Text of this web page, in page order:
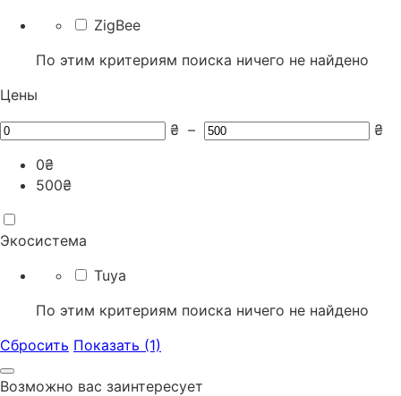
ZigBee
По этим критериям поиска ничего не найдено
Цены
₴ –
₴
0₴
500₴
Экосистема
Tuya
По этим критериям поиска ничего не найдено
Сбросить Показать (1)
Возможно вас заинтересует